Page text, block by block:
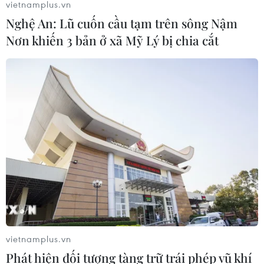
Châu Phi tận dụng lợi thế quang điện
cho ngành xe điện
03/08/2026 09:46
Động đất mạnh làm rung chuyển
nhiều khu vực tại Ai Cập
03/08/2026 03:11
90 người thiệt mạng trong khủng
hoảng di cư tại Ceuta
02/08/2026 23:08
vietnamplus.vn
Nghệ An: Lũ cuốn cầu tạm trên sông Nậm
Nơn khiến 3 bản ở xã Mỹ Lý bị chia cắt
vietnamplus.vn
Phát hiện đối tượng tàng trữ trái phép vũ khí